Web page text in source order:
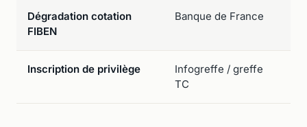
Dégradation cotation
FIBEN
Banque de France
Inscription de privilège
Infogreffe / greffe
TC